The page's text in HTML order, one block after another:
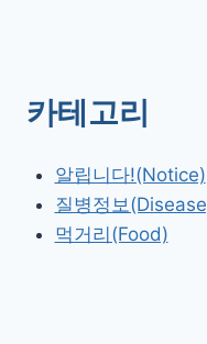
카테고리
알립니다!(Notice)
질병정보
먹거리(Food)